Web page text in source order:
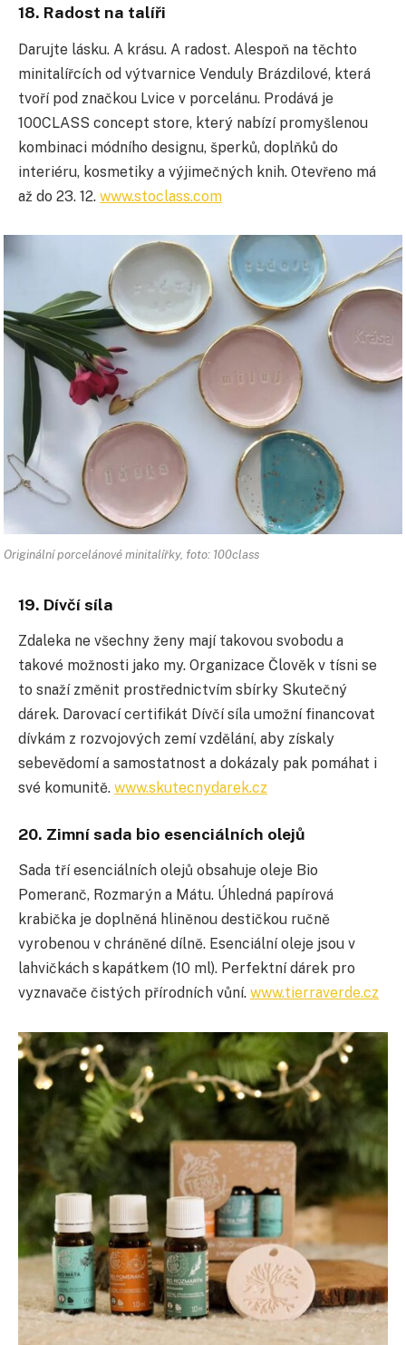
18. Radost na talíři
Darujte lásku. A krásu. A radost. Alespoň na těchto
minitalířcích od výtvarnice Venduly Brázdilové, která
tvoří pod značkou Lvice v porcelánu. Prodává je
100CLASS concept store, který nabízí promyšlenou
kombinaci módního designu, šperků, doplňků do
interiéru, kosmetiky a výjimečných knih. Otevřeno má
až do 23. 12. www.stoclass.com
Originální porcelánové minitalířky, foto: 100class
19. Dívčí síla
Zdaleka ne všechny ženy mají takovou svobodu a
takové možnosti jako my. Organizace Člověk v tísni se
to snaží změnit prostřednictvím sbírky Skutečný
dárek. Darovací certifikát Dívčí síla umožní financovat
dívkám z rozvojových zemí vzdělání, aby získaly
sebevědomí a samostatnost a dokázaly pak pomáhat i
své komunitě. www.skutecnydarek.cz
20. Zimní sada bio esenciálních olejů
Sada tří esenciálních olejů obsahuje oleje Bio
Pomeranč, Rozmarýn a Mátu. Úhledná papírová
krabička je doplněná hliněnou destičkou ručně
vyrobenou v chráněné dílně. Esenciální oleje jsou v
lahvičkách s kapátkem (10 ml). Perfektní dárek pro
vyznavače čistých přírodních vůní. www.tierraverde.cz